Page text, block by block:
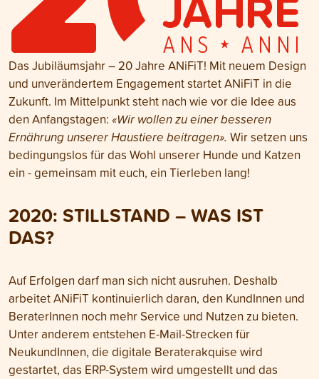
Das Jubiläumsjahr – 20 Jahre ANiFiT! Mit neuem Design
und unverändertem Engagement startet ANiFiT in die
Zukunft. Im Mittelpunkt steht nach wie vor die Idee aus
den Anfangstagen: «Wir wollen zu einer besseren
Ernährung unserer Haustiere beitragen». Wir setzen uns
bedingungslos für das Wohl unserer Hunde und Katzen
ein - gemeinsam mit euch, ein Tierleben lang!
2020: STILLSTAND – WAS IST
DAS?
Auf Erfolgen darf man sich nicht ausruhen. Deshalb
arbeitet ANiFiT kontinuierlich daran, den KundInnen und
BeraterInnen noch mehr Service und Nutzen zu bieten.
Unter anderem entstehen E-Mail-Strecken für
NeukundInnen, die digitale Beraterakquise wird
gestartet, das ERP-System wird umgestellt und das